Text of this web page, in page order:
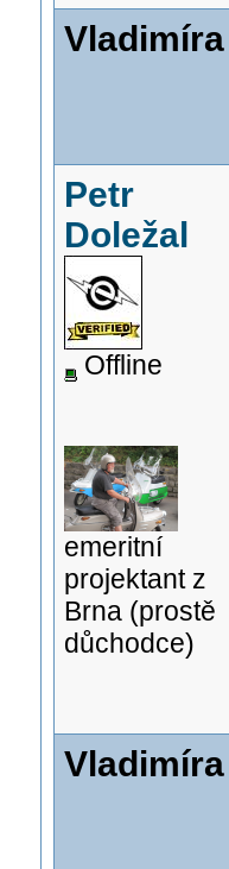
Vladimíra
Petr
Doležal
Offline
emeritní
projektant z
Brna (prostě
důchodce)
Vladimíra